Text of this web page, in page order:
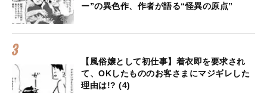
ー”の異色作、作者が語る“怪異の原点”
【風俗嬢として初仕事】着衣即を要求され
て、OKしたもののお客さまにマジギレした
理由は!? (4)